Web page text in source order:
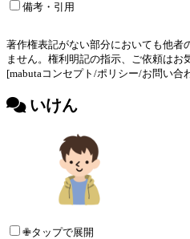
備考・引用
著作権表記がない部分においても他者
ません。権利明記の指示、ご依頼はお
[mabutaコンセプト/ポリシー/お問い合
いけん
✙タップで展開